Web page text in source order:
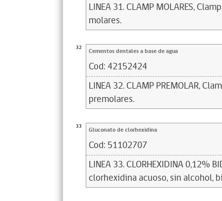
LINEA 31. CLAMP MOLARES,
molares.
32 Cementos dentales a base de agua
Cod: 42152424
LINEA 32. CLAMP PREMOLAR,
premolares.
33 Gluconato de clorhexidina
Cod: 51102707
LINEA 33. CLORHEXIDINA 0,12%
clorhexidina acuoso, sin alcohol,